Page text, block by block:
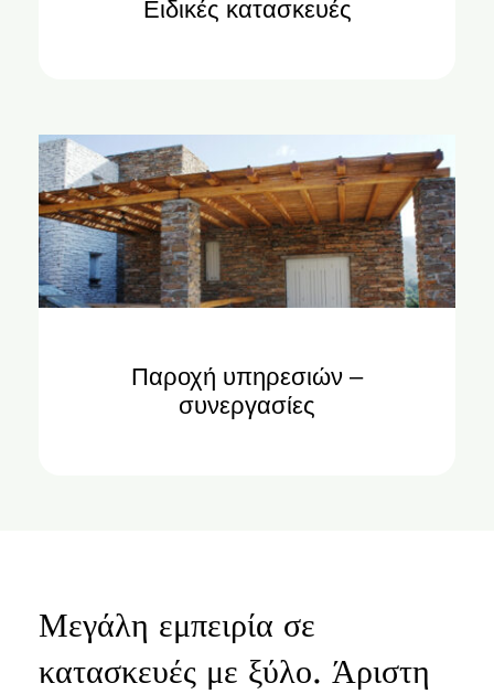
Ειδικές κατασκευές
Παροχή υπηρεσιών –
συνεργασίες
Μεγάλη εμπειρία σε
κατασκευές με ξύλο. Άριστη